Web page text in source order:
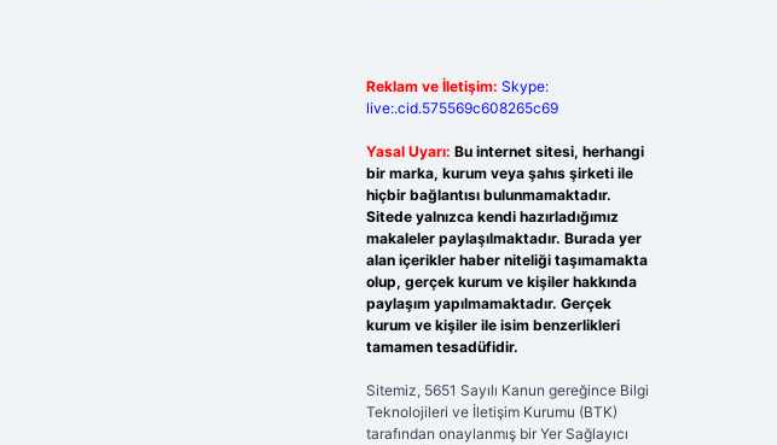
Reklam ve İletişim: Skype:
live:.cid.575569c608265c69
Yasal Uyarı: Bu internet sitesi, herhangi
bir marka, kurum veya şahıs şirketi ile
hiçbir bağlantısı bulunmamaktadır.
Sitede yalnızca kendi hazırladığımız
makaleler paylaşılmaktadır. Burada yer
alan içerikler haber niteliği taşımamakta
olup, gerçek kurum ve kişiler hakkında
paylaşım yapılmamaktadır. Gerçek
kurum ve kişiler ile isim benzerlikleri
tamamen tesadüfidir.
Sitemiz, 5651 Sayılı Kanun gereğince Bilgi
Teknolojileri ve İletişim Kurumu (BTK)
tarafından onaylanmış bir Yer Sağlayıcı